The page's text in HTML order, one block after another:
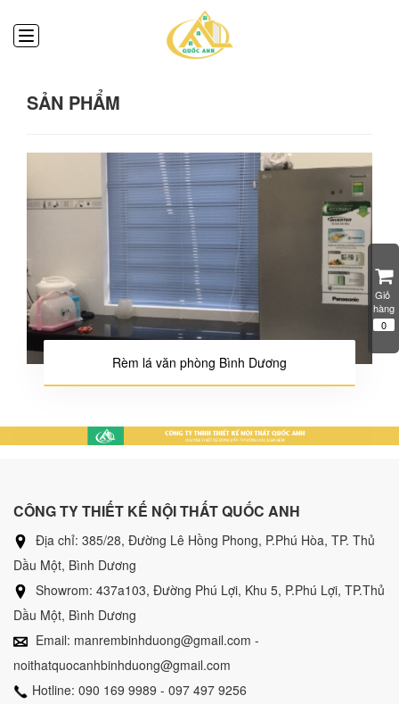
SẢN PHẨM
Rèm lá văn phòng Bình Dương
CÔNG TY THIẾT KẾ NỘI THẤT QUỐC ANH
Địa chỉ: 385/28, Đường Lê Hồng Phong, P.Phú Hòa, TP. Thủ
Dầu Một, Bình Dương
Showrom: 437a103, Đường Phú Lợi, Khu 5, P.Phú Lợi, TP.Thủ
Dầu Một, Bình Dương
Email: manrembinhduong@gmail.com -
noithatquocanhbinhduong@gmail.com
Hotline: 090 169 9989 - 097 497 9256
Giỏ
hàng
0